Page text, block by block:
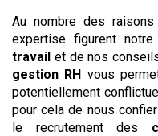
Au nombre des
expertise figurent
travail et de nos
gestion RH vous
potentiellement
pour cela de nous
le recrutement des